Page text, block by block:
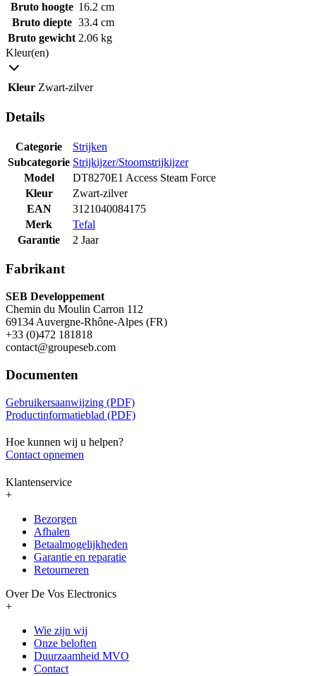
Bruto hoogte 16.2 cm
Bruto diepte 33.4 cm
Bruto gewicht 2.06 kg
Kleur(en)
Kleur Zwart-zilver
Details
Categorie
Strijken
Subcategorie Strijkijzer/Stoomstrijkijzer
Model
DT8270E1 Access Steam Force
Kleur
Zwart-zilver
EAN
3121040084175
Merk
Tefal
Garantie
2 Jaar
Fabrikant
SEB Developpement
Chemin du Moulin Carron 112
69134 Auvergne-Rhône-Alpes (FR)
+33 (0)472 181818
contact@groupeseb.com
Documenten
Gebruikersaanwijzing (PDF)
Productinformatieblad (PDF)
Hoe kunnen wij u helpen?
Contact opnemen
Klantenservice
+
Bezorgen
Afhalen
Betaalmogelijkheden
Garantie en reparatie
Retourneren
Over De Vos Electronics
+
Wie zijn wij
Onze beloften
Duurzaamheid MVO
Contact